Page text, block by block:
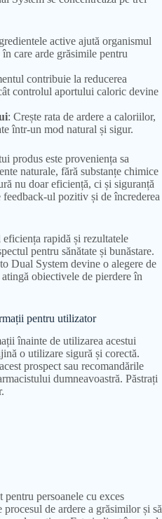
active ajută organismul
în care arde grăsimile pentru
contribuie la reducerea
controlul aportului caloric devine
: Crește rata de ardere a caloriilor,
într-un mod natural și sigur.
produs este proveniența sa
naturale, fără substanțe chimice
nu doar eficiență, ci și siguranță
ul pozitiv și de încrederea
rapidă și rezultatele
pentru sănătate și bunăstare.
Dual System devine o alegere de
obiectivele de pierdere în
pentru utilizator
înainte de utilizarea acestui
o utilizare sigură și corectă.
prospect sau recomandările
dumneavoastră. Păstrați
persoanele cu exces
procesul de ardere a grăsimilor și să